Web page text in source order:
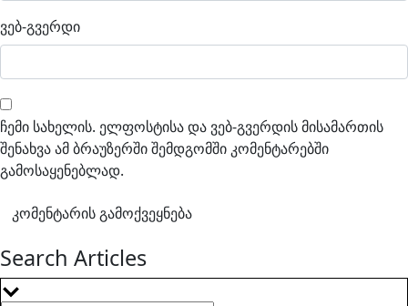
ვებ-გვერდი
ჩემი სახელის. ელფოსტისა და ვებ-გვერდის მისამართის
შენახვა ამ ბრაუზერში შემდგომში კომენტარებში
გამოსაყენებლად.
Search Articles